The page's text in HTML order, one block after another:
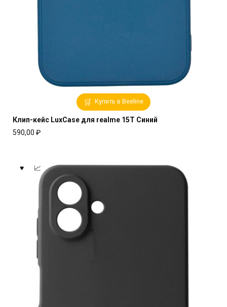
Купить в Beeline
Клип-кейс LuxCase для realme 15T Синий
590,00 ₽